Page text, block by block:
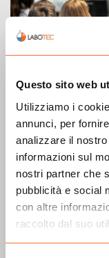
Questo sito web
Utilizziamo i
annunci, per
analizzare il
informazioni sul
nostri partner che
pubblicità e social
con altre
raccolto dal suo
Scopri il ricco
dedicati ai temi
Vai al